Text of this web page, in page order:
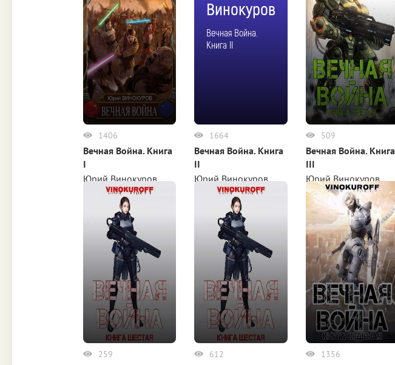
1406
Вечная Война. Книга
I
Юрий Винокуров
Винокуров
Вечная Война.
Книга II
1664
Вечная Война. Книга
II
Юрий Винокуров
509
Вечная Война. Книга
III
Юрий Винокуров
259 612 1356